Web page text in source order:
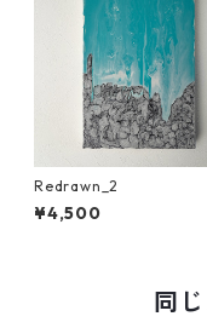
Redrawn_2
¥4,500
同